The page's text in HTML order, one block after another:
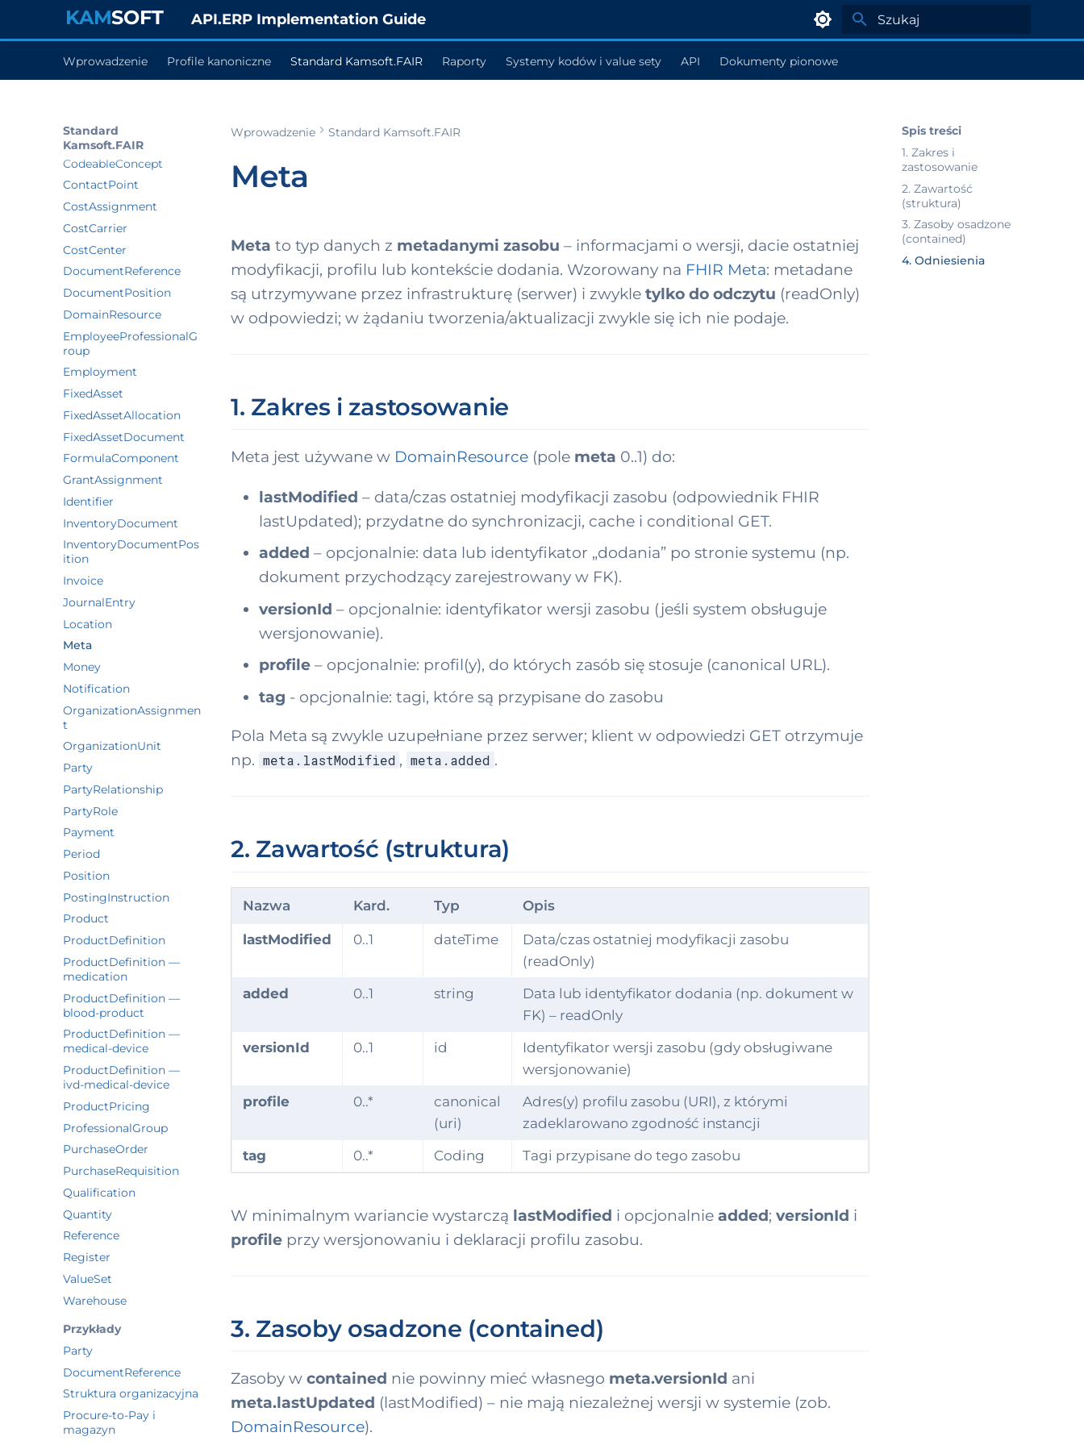
KAMSOFT API.ERP Implementation Guide
Wprowadzenie Profile kanoniczne Standard Kamsoft.FAIR Raporty Systemy kodów i value sety API Dokumenty pionowe
Standard
Kamsoft.FAIR
Address
Attachment
Attribute
Capability
CodeableConcept
ContactPoint
CostAssignment
CostCarrier
CostCenter
DocumentReference
DocumentPosition
DomainResource
EmployeeProfessionalG
roup
Employment
FixedAsset
FixedAssetAllocation
FixedAssetDocument
FormulaComponent
GrantAssignment
Identifier
InventoryDocument
InventoryDocumentPos
ition
Invoice
JournalEntry
Location
Meta
Money
Notification
OrganizationAssignmen
t
OrganizationUnit
Party
PartyRelationship
PartyRole
Payment
Period
Position
PostingInstruction
Product
ProductDefinition
ProductDefinition —
medication
ProductDefinition —
blood-product
ProductDefinition —
medical-device
ProductDefinition —
ivd-medical-device
ProductPricing
ProfessionalGroup
PurchaseOrder
PurchaseRequisition
Qualification
Quantity
Reference
Register
ValueSet
Warehouse
Przykłady
Party
DocumentReference
Struktura organizacyjna
Procure-to-Pay i
magazyn
Spis treści
1. Zakres i
zastosowanie
2. Zawartość
(struktura)
3. Zasoby osadzone
(contained)
4. Odniesienia
Wprowadzenie Standard Kamsoft.FAIR
Meta
Meta to typ danych z metadanymi zasobu – informacjami o wersji, dacie ostatniej
modyfikacji, profilu lub kontekście dodania. Wzorowany na FHIR Meta: metadane
są utrzymywane przez infrastrukturę (serwer) i zwykle tylko do odczytu (readOnly)
w odpowiedzi; w żądaniu tworzenia/aktualizacji zwykle się ich nie podaje.
1. Zakres i zastosowanie
Meta jest używane w DomainResource (pole meta 0..1) do:
lastModified – data/czas ostatniej modyfikacji zasobu (odpowiednik FHIR
lastUpdated); przydatne do synchronizacji, cache i conditional GET.
added – opcjonalnie: data lub identyfikator „dodania” po stronie systemu (np.
dokument przychodzący zarejestrowany w FK).
versionId – opcjonalnie: identyfikator wersji zasobu (jeśli system obsługuje
wersjonowanie).
profile – opcjonalnie: profil(y), do których zasób się stosuje (canonical URL).
tag - opcjonalnie: tagi, które są przypisane do zasobu
Pola Meta są zwykle uzupełniane przez serwer; klient w odpowiedzi GET otrzymuje
np. meta.lastModified , meta.added .
2. Zawartość (struktura)
Nazwa Kard. Typ Opis
lastModified 0..1 dateTime
Data/czas ostatniej modyfikacji zasobu
(readOnly)
added
0..1 string
Data lub identyfikator dodania (np. dokument w
FK) – readOnly
versionId
0..1 id
Identyfikator wersji zasobu (gdy obsługiwane
wersjonowanie)
profile
0..*
canonical
(uri)
Adres(y) profilu zasobu (URI), z którymi
zadeklarowano zgodność instancji
tag
0..* Coding Tagi przypisane do tego zasobu
W minimalnym wariancie wystarczą lastModified i opcjonalnie added; versionId i
profile przy wersjonowaniu i deklaracji profilu zasobu.
3. Zasoby osadzone (contained)
Zasoby w contained nie powinny mieć własnego meta.versionId ani
meta.lastUpdated (lastModified) – nie mają niezależnej wersji w systemie (zob.
DomainResource).